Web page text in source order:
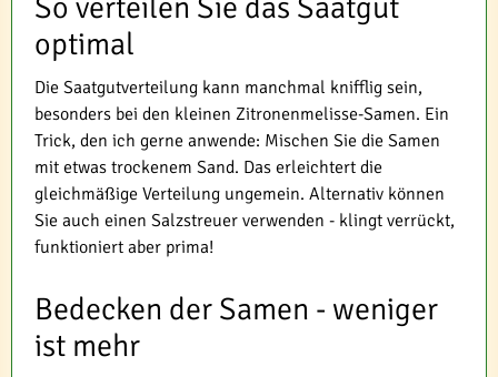
So verteilen Sie das Saatgut
optimal
Die Saatgutverteilung kann manchmal knifflig sein,
besonders bei den kleinen Zitronenmelisse-Samen. Ein
Trick, den ich gerne anwende: Mischen Sie die Samen
mit etwas trockenem Sand. Das erleichtert die
gleichmäßige Verteilung ungemein. Alternativ können
Sie auch einen Salzstreuer verwenden - klingt verrückt,
funktioniert aber prima!
Bedecken der Samen - weniger
ist mehr